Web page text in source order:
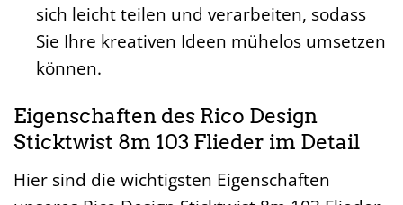
sich leicht teilen und verarbeiten, sodass
Sie Ihre kreativen Ideen mühelos umsetzen
können.
Eigenschaften des Rico Design
Sticktwist 8m 103 Flieder im Detail
Hier sind die wichtigsten Eigenschaften